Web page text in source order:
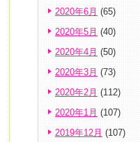
2020年6月 (65)
2020年5月 (40)
2020年4月 (50)
2020年3月 (73)
2020年2月 (112)
2020年1月 (107)
2019年12月 (107)